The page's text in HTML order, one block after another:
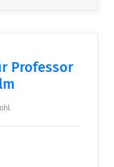
Professor